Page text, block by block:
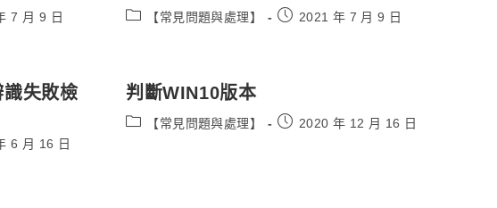
7 月 9 日
Post
【常見問題與處理】
Post2021 年 7 月 9 日
失敗檢
6 月 16 日
判斷WIN10版本
Post
【常見問題與處理】
Post2020 年 12 月 16 日